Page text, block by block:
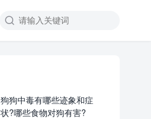
狗狗中毒有哪些迹象和症
状?哪些食物对狗有害?